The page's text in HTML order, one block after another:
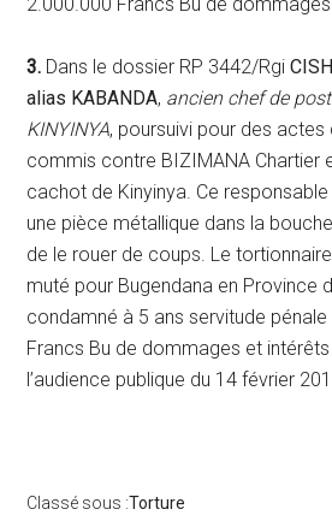
3. Dans le dossier RP 3442/Rgi
alias KABANDA, ancien chef de
KINYINYA, poursuivi pour des actes
commis contre BIZIMANA Chartier
cachot de Kinyinya. Ce
une pièce métallique dans la
de le rouer de coups. Le
muté pour Bugendana en Province
condamné à 5 ans servitude
Francs Bu de dommages et intérêts
l’audience publique du 14 février
Classé sous :Torture